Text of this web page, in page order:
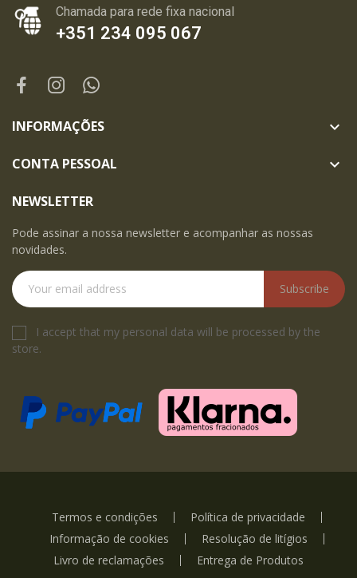
Chamada para rede fixa nacional
+351 234 095 067
INFORMAÇÕES 
CONTA PESSOAL 
NEWSLETTER
Pode assinar a nossa newsletter e acompanhar as nossas
novidades.
Subscribe
I accept that my personal data will be processed by the
store.
Termos e condições
Política de privacidade
Informação de cookies
Resolução de litígios
Livro de reclamações
Entrega de Produtos